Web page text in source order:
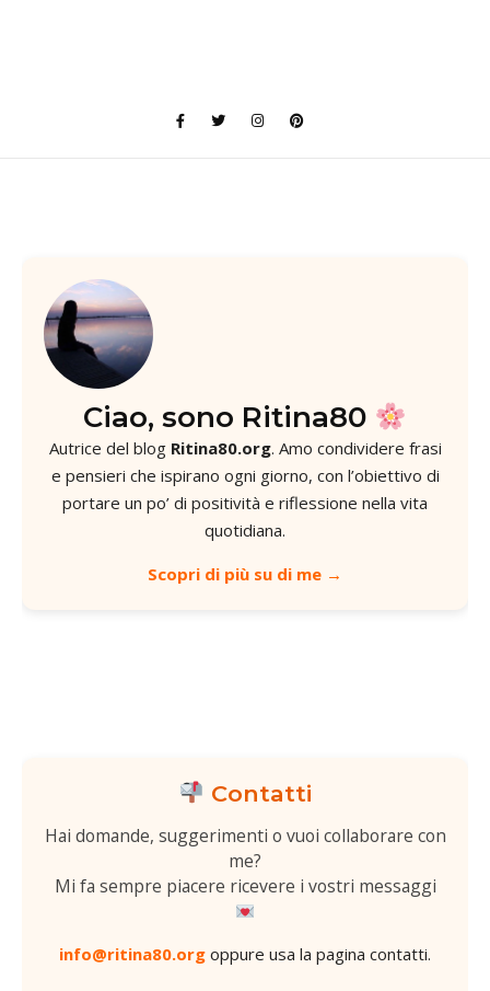
Ciao, sono Ritina80
Autrice del blog Ritina80.org. Amo condividere frasi
e pensieri che ispirano ogni giorno, con l’obiettivo di
portare un po’ di positività e riflessione nella vita
quotidiana.
Scopri di più su di me →
Contatti
Hai domande, suggerimenti o vuoi collaborare con
me?
Mi fa sempre piacere ricevere i vostri messaggi
info@ritina80.org oppure usa la pagina contatti.